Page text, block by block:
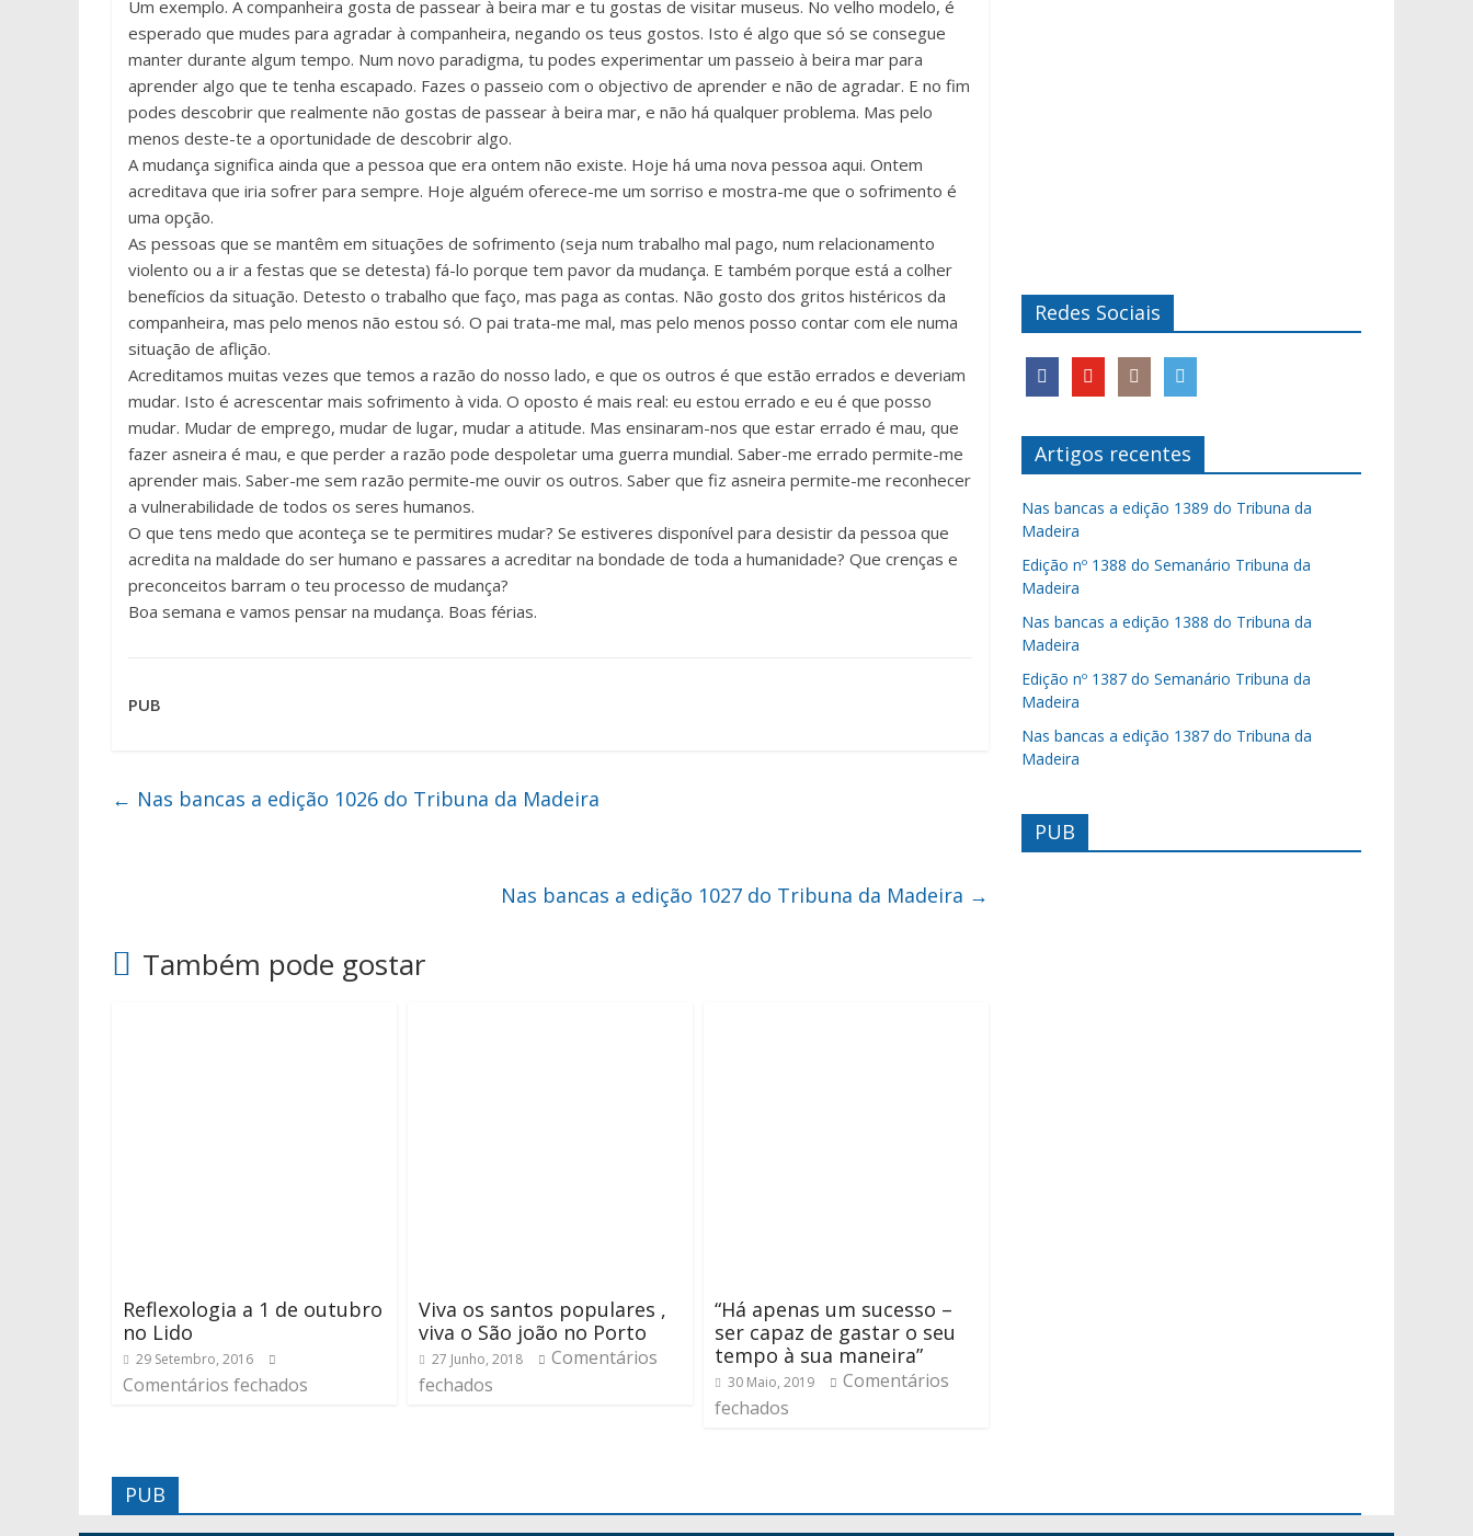
Um exemplo. A companheira gosta de passear à beira mar e tu gostas de visitar museus. No velho modelo, é
esperado que mudes para agradar à companheira, negando os teus gostos. Isto é algo que só se consegue
manter durante algum tempo. Num novo paradigma, tu podes experimentar um passeio à beira mar para
aprender algo que te tenha escapado. Fazes o passeio com o objectivo de aprender e não de agradar. E no fim
podes descobrir que realmente não gostas de passear à beira mar, e não há qualquer problema. Mas pelo
menos deste-te a oportunidade de descobrir algo.
A mudança significa ainda que a pessoa que era ontem não existe. Hoje há uma nova pessoa aqui. Ontem
acreditava que iria sofrer para sempre. Hoje alguém oferece-me um sorriso e mostra-me que o sofrimento é
uma opção.
As pessoas que se mantêm em situações de sofrimento (seja num trabalho mal pago, num relacionamento
violento ou a ir a festas que se detesta) fá-lo porque tem pavor da mudança. E também porque está a colher
benefícios da situação. Detesto o trabalho que faço, mas paga as contas. Não gosto dos gritos histéricos da
companheira, mas pelo menos não estou só. O pai trata-me mal, mas pelo menos posso contar com ele numa
situação de aflição.
Acreditamos muitas vezes que temos a razão do nosso lado, e que os outros é que estão errados e deveriam
mudar. Isto é acrescentar mais sofrimento à vida. O oposto é mais real: eu estou errado e eu é que posso
mudar. Mudar de emprego, mudar de lugar, mudar a atitude. Mas ensinaram-nos que estar errado é mau, que
fazer asneira é mau, e que perder a razão pode despoletar uma guerra mundial. Saber-me errado permite-me
aprender mais. Saber-me sem razão permite-me ouvir os outros. Saber que fiz asneira permite-me reconhecer
a vulnerabilidade de todos os seres humanos.
O que tens medo que aconteça se te permitires mudar? Se estiveres disponível para desistir da pessoa que
acredita na maldade do ser humano e passares a acreditar na bondade de toda a humanidade? Que crenças e
preconceitos barram o teu processo de mudança?
Boa semana e vamos pensar na mudança. Boas férias.
PUB
← Nas bancas a edição 1026 do Tribuna da Madeira
Nas bancas a edição 1027 do Tribuna da Madeira →
Também pode gostar
Reflexologia a 1 de outubro
no Lido
29 Setembro, 2016
Comentários fechados
Viva os santos populares ,
viva o São joão no Porto
27 Junho, 2018
Comentários
fechados
“Há apenas um sucesso –
ser capaz de gastar o seu
tempo à sua maneira”
30 Maio, 2019
Comentários
fechados
Redes Sociais
Artigos recentes
Nas bancas a edição 1389 do Tribuna da
Madeira
Edição nº 1388 do Semanário Tribuna da
Madeira
Nas bancas a edição 1388 do Tribuna da
Madeira
Edição nº 1387 do Semanário Tribuna da
Madeira
Nas bancas a edição 1387 do Tribuna da
Madeira
PUB
PUB